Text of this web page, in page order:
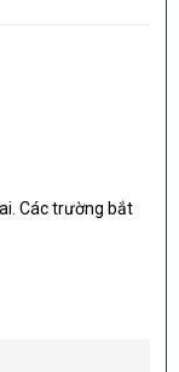
Các trường bắt